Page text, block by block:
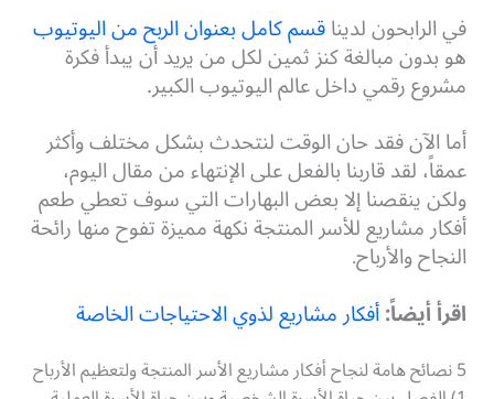
في الرابحون لديناقسم كامل بعنوان الربح من اليوتيوب
هو بدون مبالغة كنز ثمين لكل من يريد أن يبدأ فكرة
مشروع رقمي داخل عالم اليوتيوب الكبير.
أما الآن فقد حان الوقت لنتحدث بشكل مختلف وأكثر
عمقاً، لقد قاربنا بالفعل على الإنتهاء من مقال اليوم،
ولكن ينقصنا إلا بعض البهارات التي سوف تعطي طعم
أفكار مشاريع للأسر المنتجة نكهة مميزة تفوح منها رائحة
النجاح والأرباح.
اقرأ أيضاً:أفكار مشاريع لذوي الاحتياجات الخاصة
5 نصائح هامة لنجاح أفكار مشاريع الأسر المنتجة ولتعظيم الأرباح